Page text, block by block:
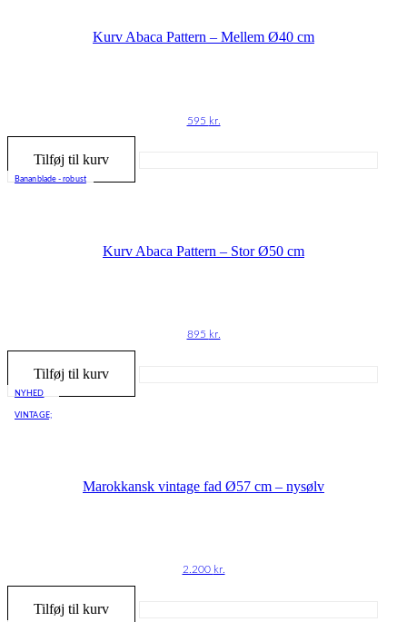
Kurv Abaca Pattern – Mellem Ø40 cm
595 kr.
Tilføj til kurv
Bananblade - robust
Kurv Abaca Pattern – Stor Ø50 cm
895 kr.
Tilføj til kurv
NYHED
VINTAGE;
Marokkansk vintage fad Ø57 cm – nysølv
2.200 kr.
Tilføj til kurv